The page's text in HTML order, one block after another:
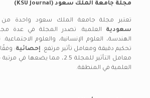
مجلة جامعة الملك سعود (KSU Journal)
تعتبر مجلة جامعة الملك سعود واحدة من
سعودية العلمية. تصدر المجلة في عدة
الهندسة، العلوم الإنسانية، والعلوم
تحكيم دقيقة ومعامل تأثير مرتفع. إحصائية
معامل التأثير للمجلة 2.5، مما
العلمية في المنطقة.